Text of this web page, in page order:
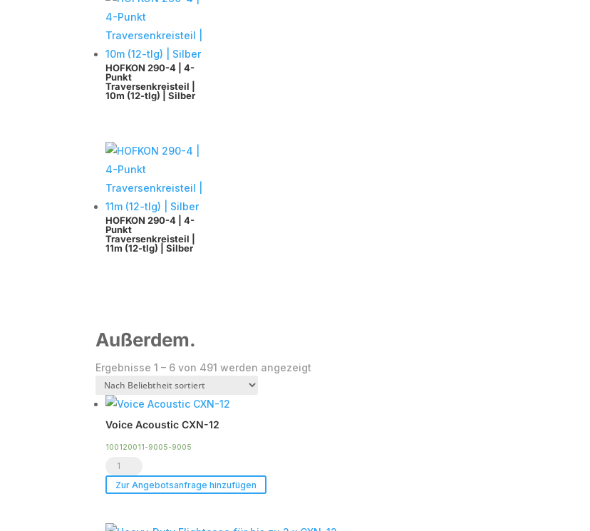
HOFKON 290-4 | 4-
Punkt
Traversenkreisteil |
10m (12-tlg) | Silber
HOFKON 290-4 | 4-
Punkt
Traversenkreisteil |
11m (12-tlg) | Silber
Außerdem.
Ergebnisse 1 – 6 von 491 werden angezeigt
Voice Acoustic CXN-12
100120011-9005-9005
Voice
Acoustic
Zur Angebotsanfrage hinzufügen